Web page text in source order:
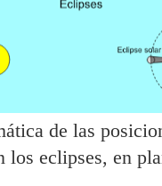
de las
los eclipses, en